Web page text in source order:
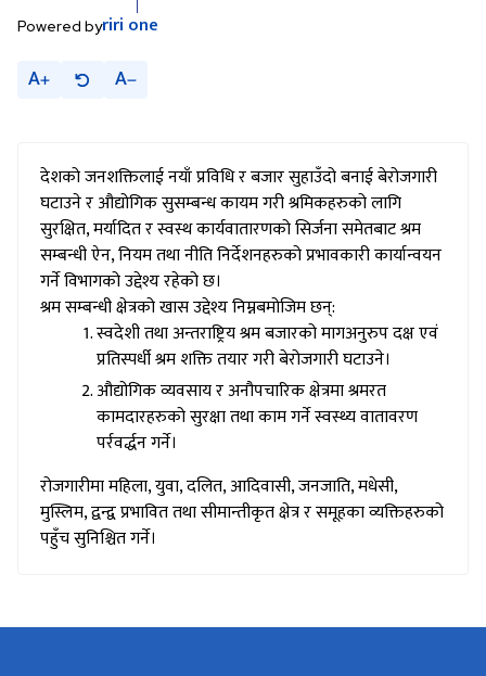
Powered byriri one
A A
देशको जनशक्तिलाई नयाँ प्रविधि र बजार सुहाउँदो बनाई बेरोजगारी
घटाउने र औद्योगिक सुसम्बन्ध कायम गरी श्रमिकहरुको लागि
सुरक्षित, मर्यादित र स्वस्थ कार्यवातारणको सिर्जना समेतबाट श्रम
सम्बन्धी ऐन, नियम तथा नीति निर्देशनहरुको प्रभावकारी कार्यान्वयन
गर्ने विभागको उद्देश्य रहेको छ।
श्रम सम्बन्धी क्षेत्रको खास उद्देश्य निम्नबमोजिम छन्:
स्वदेशी तथा अन्तराष्ट्रिय श्रम बजारको मागअनुरुप दक्ष एवं
प्रतिस्पर्धी श्रम शक्ति तयार गरी बेरोजगारी घटाउने।
औद्योगिक व्यवसाय र अनौपचारिक क्षेत्रमा श्रमरत
कामदारहरुको सुरक्षा तथा काम गर्ने स्वस्थ्य वातावरण
पर्रवर्द्धन गर्ने।
रोजगारीमा महिला, युवा, दलित, आदिवासी, जनजाति, मधेसी,
मुस्लिम, द्वन्द्व प्रभावित तथा सीमान्तीकृत क्षेत्र र समूहका व्यक्तिहरुको
पहुँच सुनिश्चित गर्ने।